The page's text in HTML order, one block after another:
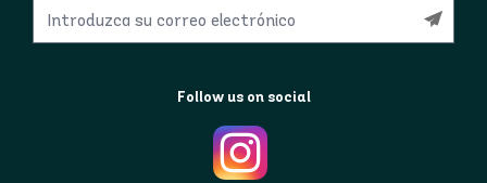
Follow us on social